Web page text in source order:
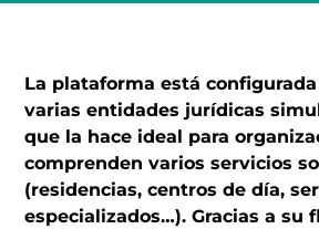
La plataforma está
varias entidades jurídicas
que la hace ideal para
comprenden varios servicios
(residencias, centros de día,
especializados…). Gracias a su